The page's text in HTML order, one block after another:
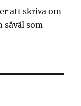
att skriva om
såväl som